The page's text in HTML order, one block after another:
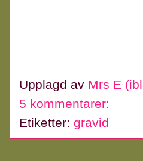
Upplagd av Mrs E
5 kommentarer:
Etiketter: gravid